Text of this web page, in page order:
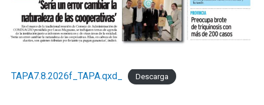
TAPA7.8.2026f_TAPA.qxd_ Descarga